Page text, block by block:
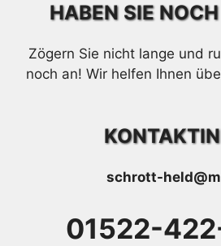
HABEN SIE
Zögern Sie nicht lange und
noch an! Wir helfen Ihnen
schrott-
01522-